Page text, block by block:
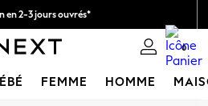
en 2-3 jours ouvrés*
faciles* 0
FEMME HOMME